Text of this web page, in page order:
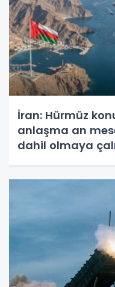
İran: Hürmüz
anlaşma an
dahil olmaya